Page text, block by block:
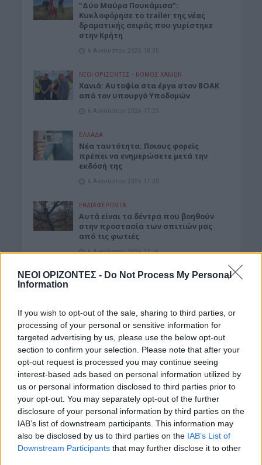
ΝΕΟΙ ΟΡΙΖΟΝΤΕΣ - Do Not Process My Personal
Information
If you wish to opt-out of the sale, sharing to third parties, or
processing of your personal or sensitive information for
targeted advertising by us, please use the below opt-out
section to confirm your selection. Please note that after your
opt-out request is processed you may continue seeing
interest-based ads based on personal information utilized by
us or personal information disclosed to third parties prior to
your opt-out. You may separately opt-out of the further
disclosure of your personal information by third parties on the
IAB’s list of downstream participants. This information may
also be disclosed by us to third parties on the IAB’s List of
Downstream Participants that may further disclose it to other
“Δύο Μαύρα Πουκάμισα”:
Κυκλοφόρησε το trailer της νέας
δραματικής σειράς που γυρίστηκε
στην Κρήτη
6 Αυγούστου 2026 18:35
ΝΕΟΙ ΟΡΙΖΟΝΤΕΣ • ΝΟΜΌΣ ΧΑΝΊΩΝ
Χανιά: Αυτοψία στα έργα στον ΒΟΑΚ
από τον υπουργό Υποδομών
6 Αυγούστου 2026 17:25
ΕΛΛΑΔΑ
Νέα ταυτότητα: Ποιους φορείς
πρέπει να ενημερώσετε μετά την
εκδόσή της
6 Αυγούστου 2026 17:20
ΕΝΔΙΑΦΕΡΟΝΤΑ
Αυτά είναι τα δέντρα που βοηθούν
στην προστασία των σπιτιών μας
από τις φωτιές
6 Αυγούστου 2026 17:16
ΓΕΎΣΗ - ΨΥΧΑΓΩΓΊΑ
6 Αυγούστου 2026 17:11
ΝΟΜΌΣ ΧΑΝΊΩΝ
Xανιά: Δίκτυο περισσότερων από 60
κρηνών πόσιμου νερού
6 Αυγούστου 2026 17:03
ΝΟΜΌΣ ΧΑΝΊΩΝ
Χανιά: Την εντόπισε περιπολικό,
μεταφέρθηκε στο Αστυνομικό Τμήμα
και λίγες ημέρες μετά βρέθηκε νεκρή
6 Αυγούστου 2026 16:57